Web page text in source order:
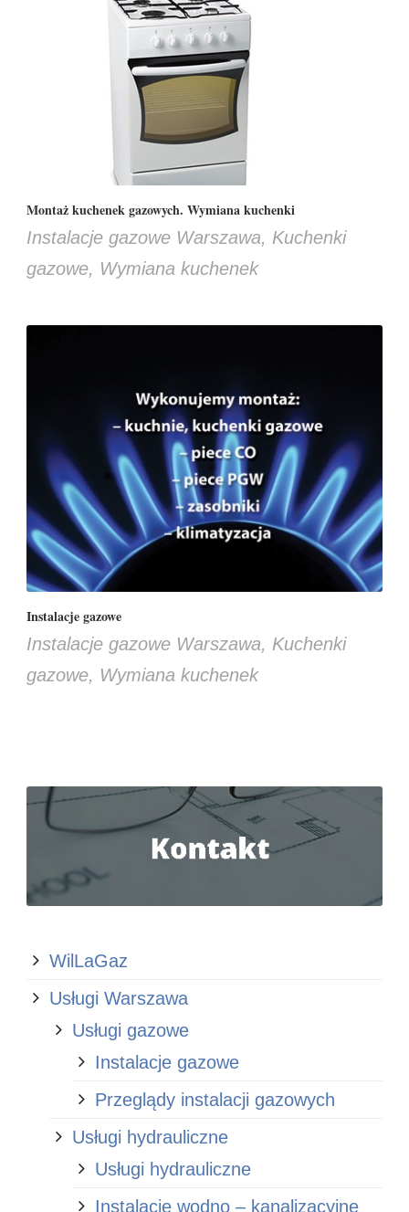
Montaż kuchenek gazowych. Wymiana kuchenki
Instalacje gazowe Warszawa, Kuchenki
gazowe, Wymiana kuchenek
Instalacje gazowe
Instalacje gazowe Warszawa, Kuchenki
gazowe, Wymiana kuchenek
WilLaGaz
Usługi Warszawa
Usługi gazowe
Instalacje gazowe
Przeglądy instalacji gazowych
Usługi hydrauliczne
Usługi hydrauliczne
Instalacje wodno – kanalizacyjne